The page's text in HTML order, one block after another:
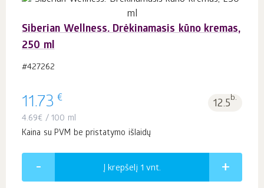
Siberian Wellness. Drėkinamasis kūno kremas,
250 ml
#427262
11.73 € 12.5b.
4.69€ / 100 ml
Kaina su PVM be pristatymo išlaidų
Į krepšelį 1 vnt.